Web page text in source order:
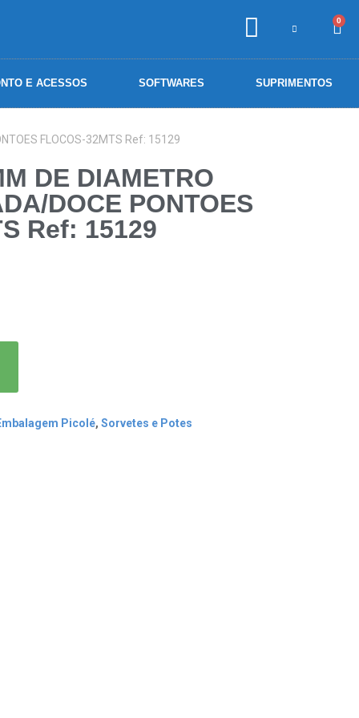
0
E ACESSOS SOFTWARES SUPRIMENTOS
FLOCOS-32MTS Ref: 15129
DE DIAMETRO
DOCE PONTOES
Ref: 15129
Picolé, Sorvetes e Potes